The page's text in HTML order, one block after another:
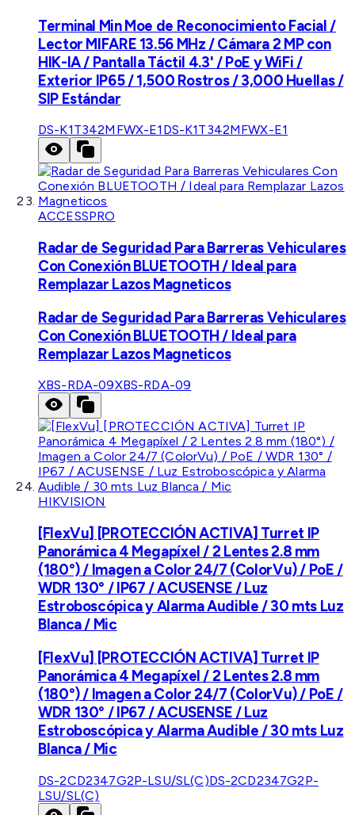
Terminal Min Moe de Reconocimiento Facial /
Lector MIFARE 13.56 MHz / Cámara 2 MP con
HIK-IA / Pantalla Táctil 4.3' / PoE y WiFi /
Exterior IP65 / 1,500 Rostros / 3,000 Huellas /
SIP Estándar
DS-K1T342MFWX-E1 DS-K1T342MFWX-E1
ACCESSPRO
Radar de Seguridad Para Barreras Vehiculares
Con Conexión BLUETOOTH / Ideal para
Remplazar Lazos Magneticos
Radar de Seguridad Para Barreras Vehiculares
Con Conexión BLUETOOTH / Ideal para
Remplazar Lazos Magneticos
XBS-RDA-09XBS-RDA-09
HIKVISION
[FlexVu] [PROTECCIÓN ACTIVA] Turret IP
Panorámica 4 Megapíxel / 2 Lentes 2.8 mm
(180°) / Imagen a Color 24/7 (ColorVu) / PoE /
WDR 130° / IP67 / ACUSENSE / Luz
Estroboscópica y Alarma Audible / 30 mts Luz
Blanca / Mic
[FlexVu] [PROTECCIÓN ACTIVA] Turret IP
Panorámica 4 Megapíxel / 2 Lentes 2.8 mm
(180°) / Imagen a Color 24/7 (ColorVu) / PoE /
WDR 130° / IP67 / ACUSENSE / Luz
Estroboscópica y Alarma Audible / 30 mts Luz
Blanca / Mic
DS-2CD2347G2P-LSU/SL(C)DS-2CD2347G2P-
LSU/SL(C)